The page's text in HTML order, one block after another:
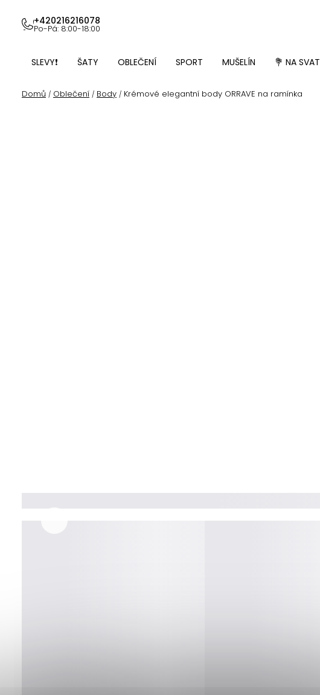
obsah
+420216216078
Po-Pá: 8:00-18:00
SLEVY❗ ŠATY OBLEČENÍ SPORT MUŠELÍN 💐 NA
Domů / Oblečení / Body / Krémové elegantní body ORRAVE na ramínka